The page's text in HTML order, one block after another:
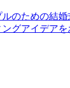
ルのための結
グアイデアを